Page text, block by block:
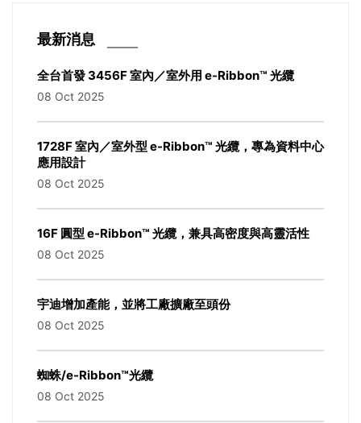
最新消息
全台首發 3456F 室內／室外用 e-Ribbon™ 光纜
08 Oct 2025
1728F 室內／室外型 e-Ribbon™ 光纜，專為資料中心
應用設計
08 Oct 2025
16F 圓型 e-Ribbon™ 光纜，兼具高密度與高靈活性
08 Oct 2025
宇迪增加產能，並將工廠擴廠至頭份
08 Oct 2025
蜘蛛/e-Ribbon™光纜
08 Oct 2025